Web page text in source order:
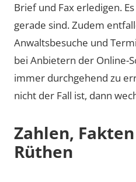
Brief und Fax erledigen.
gerade sind. Zudem
Anwaltsbesuche und
bei Anbietern der Online-
immer durchgehend zu
nicht der Fall ist, dann
Zahlen,
Rüthen